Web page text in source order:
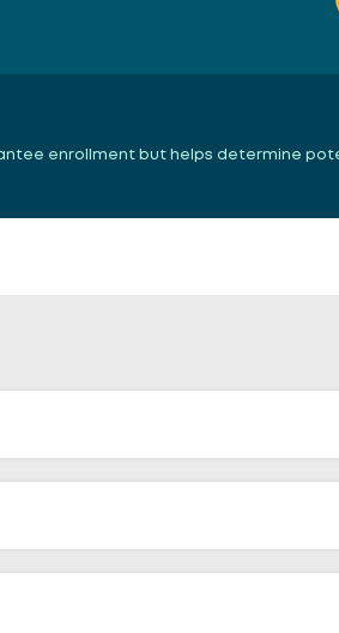
enrollment but helps determine